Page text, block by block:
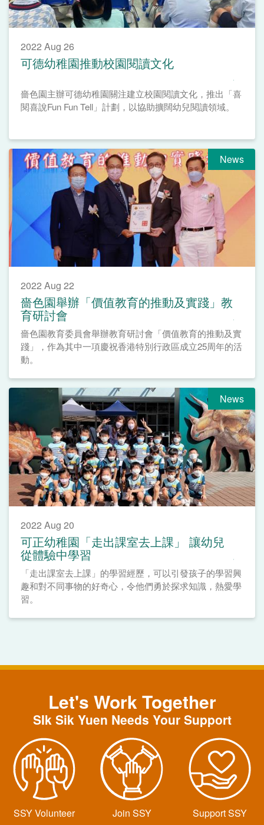
2022 Aug 26
可德幼稚園推動校園閱讀文化
嗇色園主辦可德幼稚園關注建立校園閱讀文化，推出「喜
閱喜說Fun Fun Tell」計劃，以協助擴闊幼兒閱讀領域。
News
2022 Aug 22
嗇色園舉辦「價值教育的推動及實踐」教
育研討會
嗇色園教育委員會舉辦教育研討會「價值教育的推動及實
踐」，作為其中一項慶祝香港特別行政區成立25周年的活
動。
News
2022 Aug 20
可正幼稚園「走出課室去上課」 讓幼兒
從體驗中學習
「走出課室去上課」的學習經歷，可以引發孩子的學習興
趣和對不同事物的好奇心，令他們勇於探求知識，熱愛學
習。
Let's Work Together
SIk Sik Yuen Needs Your Support
SSY Volunteer Join SSY Support SSY